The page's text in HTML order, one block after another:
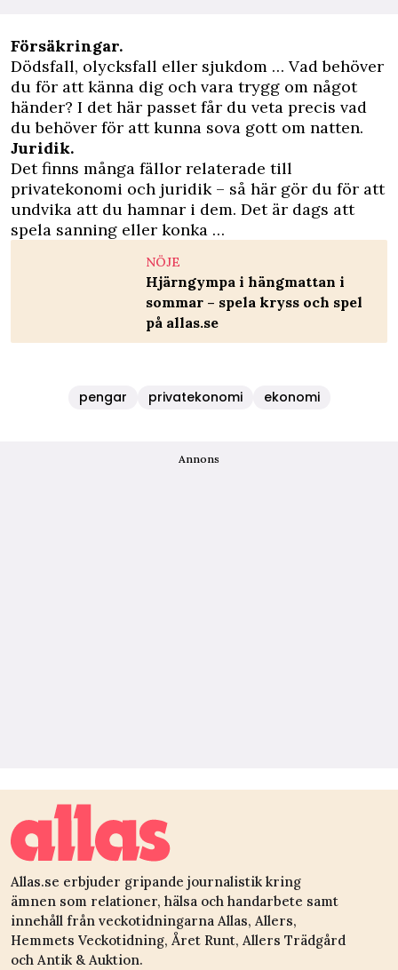
Försäkringar.
Dödsfall, olycksfall eller sjukdom … Vad behöver
du för att känna dig och vara trygg om något
händer? I det här passet får du veta precis vad
du behöver för att kunna sova gott om natten.
Juridik.
Det finns många fällor relaterade till
privatekonomi och juridik – så här gör du för att
undvika att du hamnar i dem. Det är dags att
spela sanning eller konka …
NÖJE
Hjärngympa i hängmattan i
sommar – spela kryss och spel
på allas.se
pengar privatekonomi ekonomi
Annons
Allas.se erbjuder gripande journalistik kring
ämnen som relationer, hälsa och handarbete samt
innehåll från veckotidningarna Allas, Allers,
Hemmets Veckotidning, Året Runt, Allers Trädgård
och Antik & Auktion.